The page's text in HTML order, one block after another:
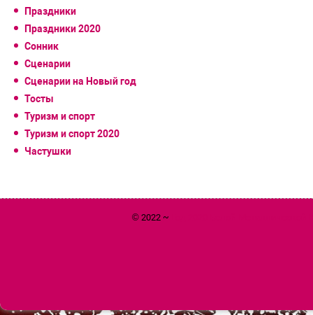
Праздники
Праздники 2020
Сонник
Сценарии
Сценарии на Новый год
Тосты
Туризм и спорт
Туризм и спорт 2020
Частушки
© 2022 ~